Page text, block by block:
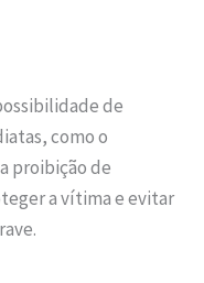
de
como o
proibição de
a vítima e evitar